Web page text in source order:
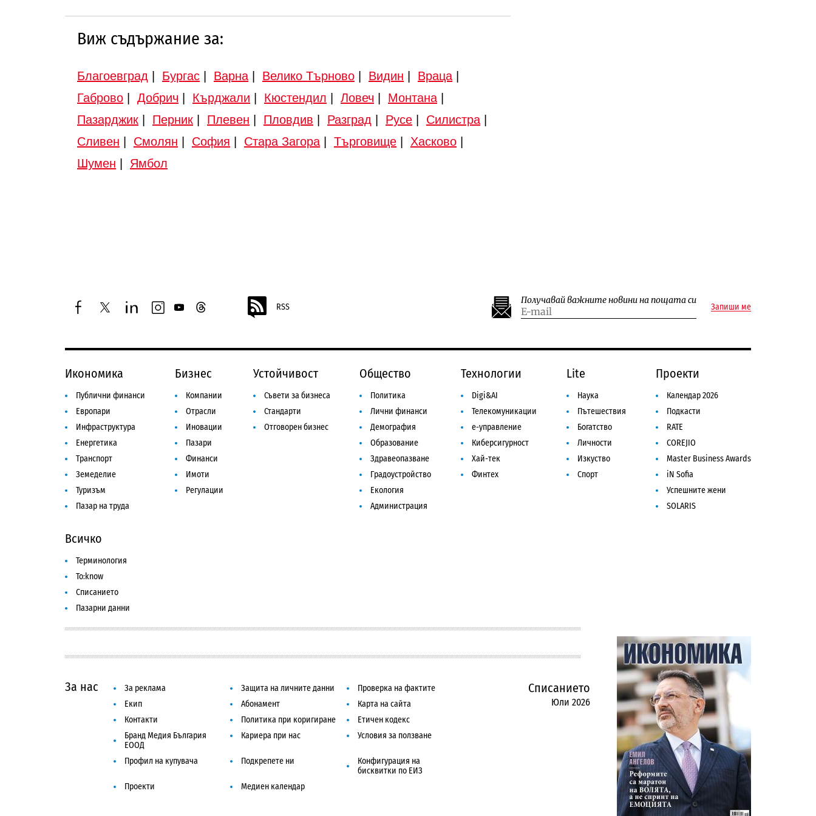
Виж съдържание за:
Благоевград Бургас Варна Велико Търново Видин Враца
Габрово
Добрич Кърджали Кюстендил Ловеч Монтана
Пазарджик
Перник Плевен Пловдив Разград Русе Силистра
Сливен
Смолян София Стара Загора Търговище Хасково
Шумен
Ямбол
facebooktwitterlinkedininstagram
youtubethreads RSS
Получавай важните новини на пощата си
Запиши ме
Икономика
Публични финанси
Европари
Инфраструктура
Енергетика
Транспорт
Земеделие
Туризъм
Пазар на труда
Бизнес
Компании
Отрасли
Иновации
Пазари
Финанси
Имоти
Регулации
Устойчивост
Съвети за бизнеса
Стандарти
Отговорен бизнес
Общество
Политика
Лични финанси
Демография
Образование
Здравеопазване
Градоустройство
Екология
Администрация
Технологии
Digi&AI
Телекомуникации
е-управление
Киберсигурност
Хай-тек
Финтех
Lite
Наука
Пътешествия
Богатство
Личности
Изкуство
Спорт
Проекти
Календар 2026
Подкасти
RATE
COREJIO
Master Business Awards
iN Sofia
Успешните жени
SOLARIS
Всичко
Терминология
To:know
Списанието
Пазарни данни
За нас За реклама Защита на личните данни
Проверка на фактите
Екип
Абонамент
Карта на сайта
Контакти
Политика при коригиране
Етичен кодекс
Бранд Медия България
ЕООД
Кариера при нас Условия за ползване
Профил на купувача Подкрепете ни
Конфигурация на
бисквитки по ЕИЗ
Проекти
Медиен календар
Списанието
Юли 2026